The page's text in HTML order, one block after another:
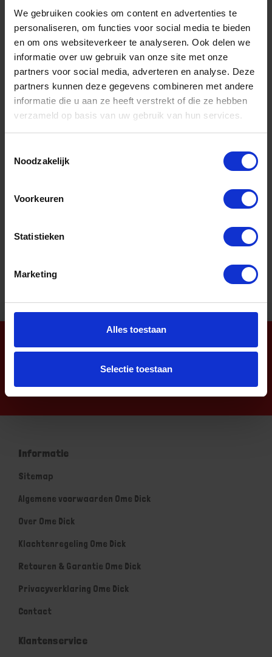
We gebruiken cookies om content en advertenties te
personaliseren, om functies voor social media te bieden
en om ons websiteverkeer te analyseren. Ook delen we
informatie over uw gebruik van onze site met onze
partners voor social media, adverteren en analyse. Deze
partners kunnen deze gegevens combineren met andere
informatie die u aan ze heeft verstrekt of die ze hebben
verzameld op basis van uw gebruik van hun services.
Noodzakelijk
Voorkeuren
Statistieken
Marketing
Alles toestaan
Selectie toestaan
GEDORE Demagneetiseerblok 52X50X26MM
Niet op voorraad, levertijd 1 tot meerdere werkdagen
Gtin: 4010886641651,HGTE149
Artikelnummer merk: 6416500
€ 25,19 incl. BTW
Prijs per 1 Stuk
- +
Aantal producten tonen
Informatie
Sitemap
Algemene voorwaarden Ome Dick
Over Ome Dick
Klachtenregeling Ome Dick
Retouren & Garantie Ome Dick
Privacyverklaring Ome Dick
Contact
Klantenservice